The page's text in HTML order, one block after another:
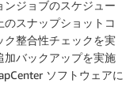
ジョブのスケジュー
スナップショットコ
ク整合性チェックを実
加バックアップを実施
ソフトウェアに